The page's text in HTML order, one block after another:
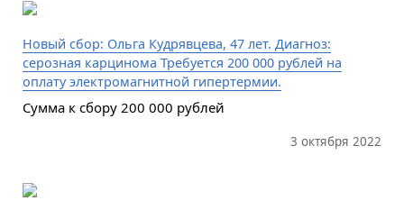
Новый сбор: Ольга Кудрявцева, 47 лет. Диагноз:
серозная карцинома Требуется 200 000 рублей на
оплату электромагнитной гипертермии.
Сумма к сбору 200 000 рублей
3 октября 2022